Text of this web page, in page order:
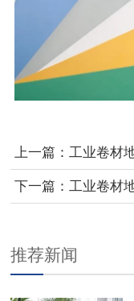
上一篇： 工业卷材
下一篇： 工业卷材
推荐新闻